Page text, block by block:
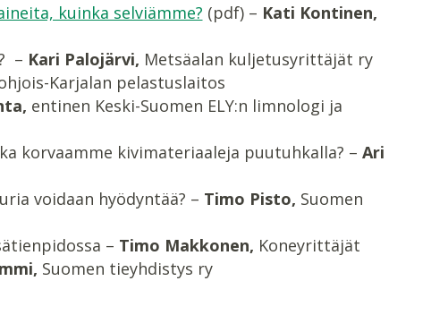
kuinka selviämme? (pdf) – Kati Kontinen,
– Kari Palojärvi, Metsäalan kuljetusyrittäjät ry
Karjalan pelastuslaitos
entinen Keski-Suomen ELY:n limnologi ja
korvaamme kivimateriaaleja puutuhkalla? – Ari
voidaan hyödyntää? – Timo Pisto, Suomen
– Timo Makkonen, Koneyrittäjät
Suomen tieyhdistys ry